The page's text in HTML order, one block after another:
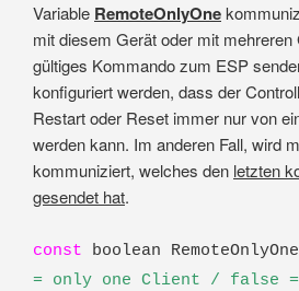
Variable RemoteOnlyOne
mit diesem Gerät oder mit mehreren
gültiges Kommando zum ESP
konfiguriert werden, dass der
Restart oder Reset immer nur von
werden kann. Im anderen Fall, wird
kommuniziert, welches den letzten
gesendet hat.
const boolean
= only one Client / false